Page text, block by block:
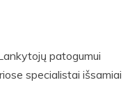
patogumui
specialistai išsamiai